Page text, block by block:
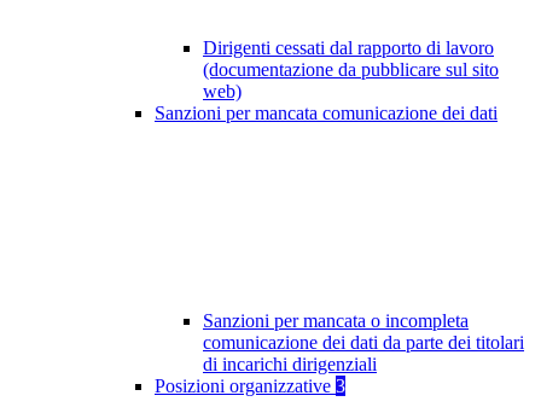
Dirigenti cessati dal rapporto di lavoro
(documentazione da pubblicare sul sito
web)
Sanzioni per mancata comunicazione dei dati
Sanzioni per mancata o incompleta
comunicazione dei dati da parte dei titolari
di incarichi dirigenziali
Posizioni organizzative 3